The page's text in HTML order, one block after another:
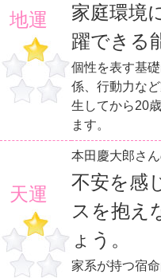
地運
家庭環境
躍できる
個性を表す基
係、行動力な
生してから20
ます。
天運
本田慶大郎さ
不安を感
スを抱え
ょう。
家系が持つ宿